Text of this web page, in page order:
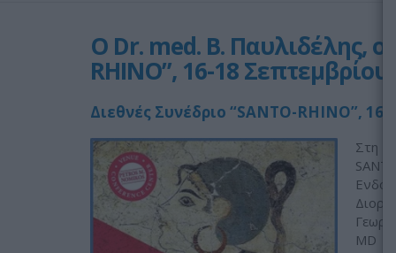
Ο Dr. med. B. Παυλιδέλης,
RHINO”, 16-18 Σεπτεμβρίου
Διεθνές Συνέδριο “SANTO-RHINO”, 16
Στη
MD